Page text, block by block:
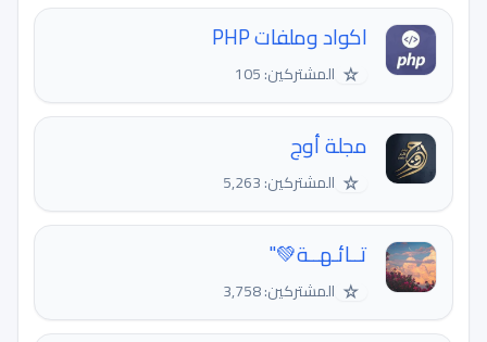
اكواد وملفات PHP
☆ المشتركين: 105
مجلة أوج
☆ المشتركين: 5,263
تــائـهــة💚"
☆ المشتركين: 3,758